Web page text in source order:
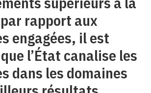
rapport aux
engagées, il est
l’État canalise les
dans les domaines